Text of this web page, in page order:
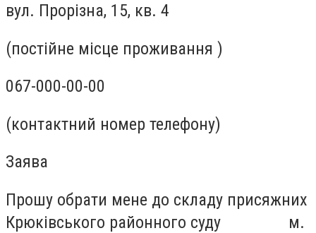
вул. Прорізна, 15, кв. 4
(постійне місце проживання )
067-000-00-00
(контактний номер телефону)
Заява
Прошу обрати мене до складу присяжних
Крюківського районного суду м.